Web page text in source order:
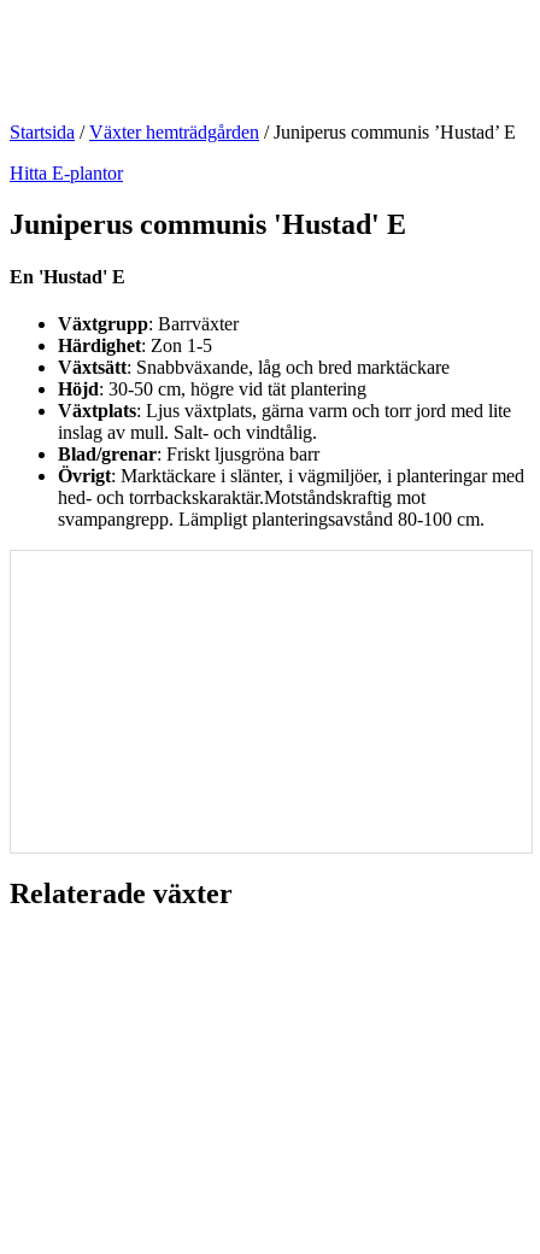
Startsida /Växter hemträdgården /Juniperus communis ’Hustad’ E
Hitta E-plantor
Juniperus communis 'Hustad' E
En 'Hustad' E
Växtgrupp: Barrväxter
Härdighet: Zon 1-5
Växtsätt: Snabbväxande, låg och bred marktäckare
Höjd: 30-50 cm, högre vid tät plantering
Växtplats: Ljus växtplats, gärna varm och torr jord med lite
inslag av mull. Salt- och vindtålig.
Blad/grenar: Friskt ljusgröna barr
Övrigt: Marktäckare i slänter, i vägmiljöer, i planteringar med
hed- och torrbackskaraktär.Motståndskraftig mot
svampangrepp. Lämpligt planteringsavstånd 80-100 cm.
Relaterade växter